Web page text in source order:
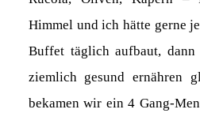
Himmel und ich hätte gerne
Buffet täglich aufbaut,
ziemlich gesund ernähren
bekamen wir ein 4 Gang-